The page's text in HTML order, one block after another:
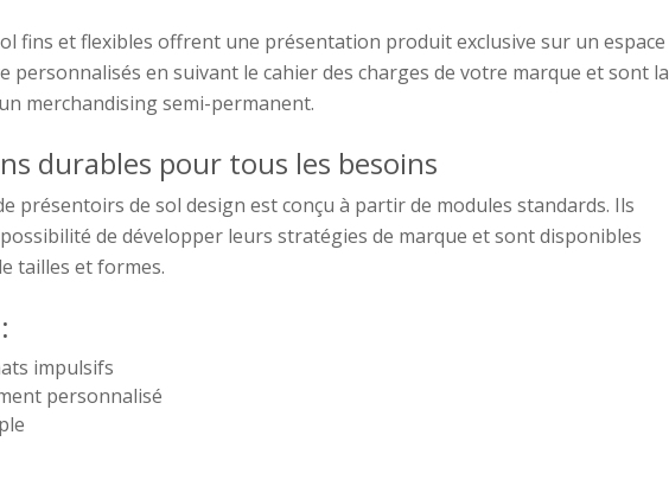
fins et flexibles offrent une présentation produit exclusive sur un espace
personnalisés en suivant le cahier des charges de votre marque et sont la
merchandising semi-permanent.
durables pour tous les besoins
présentoirs de sol design est conçu à partir de modules standards. Ils
de développer leurs stratégies de marque et sont disponibles
tailles et formes.
impulsifs
personnalisé